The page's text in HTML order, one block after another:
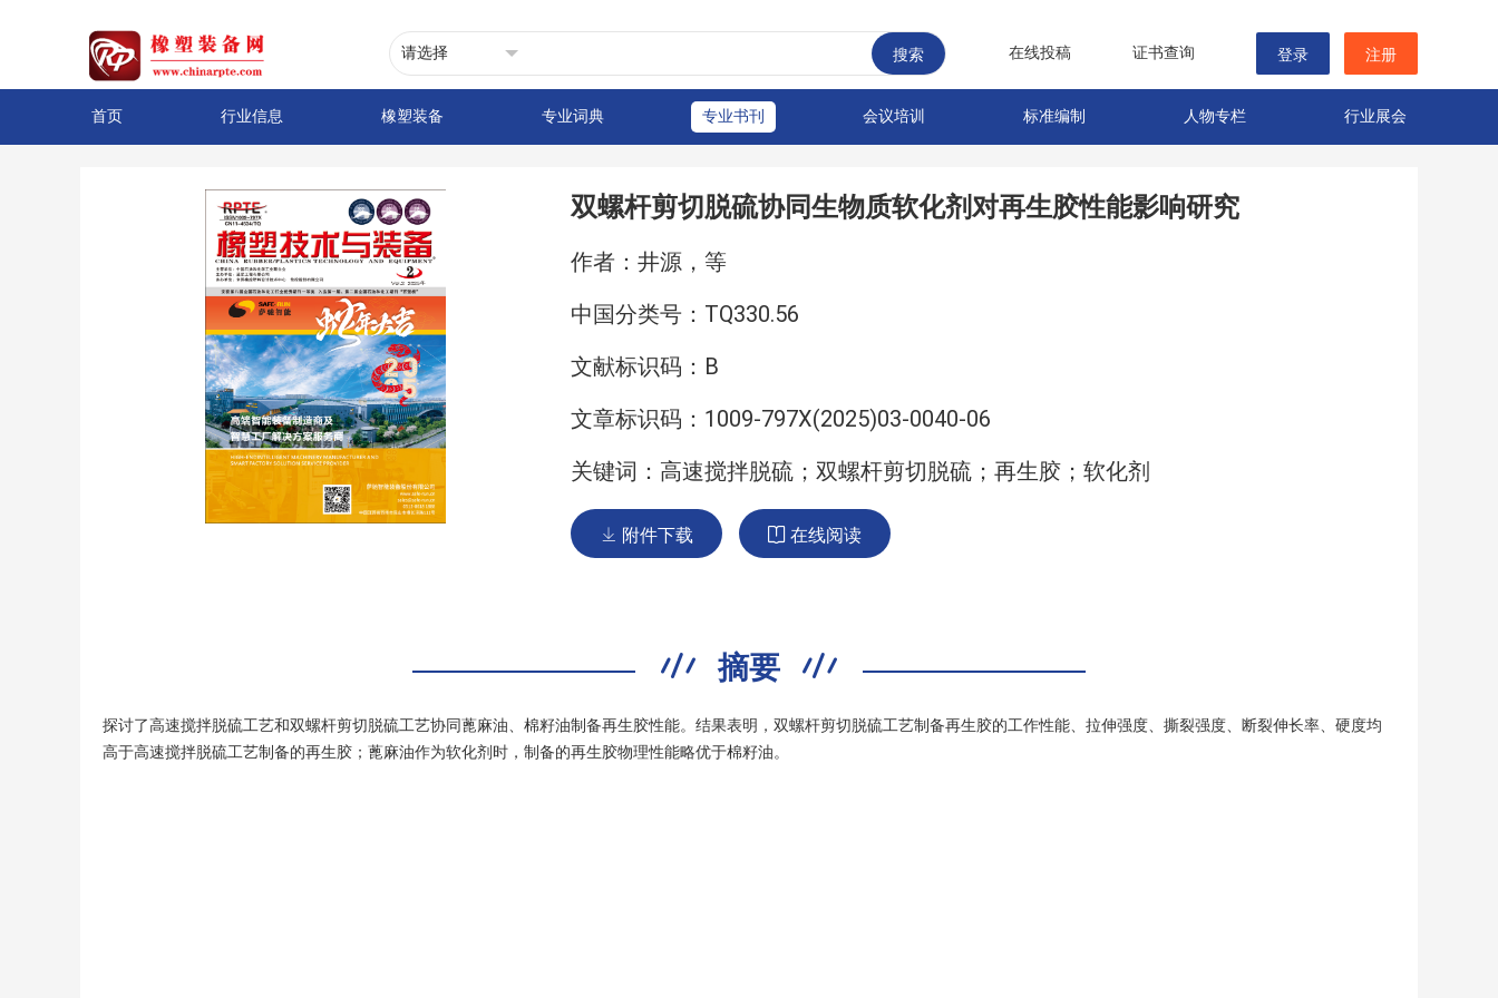
搜索 在线投稿 证书查询 登录 注册
首页 行业信息 橡塑装备 专业词典 专业书刊 会议培训 标准编制 人物专栏 行业展会
双螺杆剪切脱硫协同生物质软化剂对再生胶性能影响研究
作者：井源，等
中国分类号：TQ330.56
文献标识码：B
文章标识码：1009-797X(2025)03-0040-06
关键词：高速搅拌脱硫；双螺杆剪切脱硫；再生胶；软化剂
 附件下载  在线阅读
摘要
探讨了高速搅拌脱硫工艺和双螺杆剪切脱硫工艺协同蓖麻油、棉籽油制备再生胶性能。结果表明，双螺杆剪切脱硫工艺制备再生胶的工作性能、拉伸强度、撕裂强度、断裂伸长率、硬度均
高于高速搅拌脱硫工艺制备的再生胶；蓖麻油作为软化剂时，制备的再生胶物理性能略优于棉籽油。